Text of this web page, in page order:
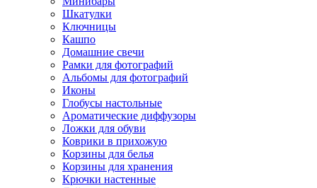
Шкатулки
Ключницы
Кашпо
Домашние свечи
Рамки для фотографий
Альбомы для фотографий
Иконы
Глобусы настольные
Ароматические диффузоры
Ложки для обуви
Коврики в прихожую
Корзины для белья
Корзины для хранения
Крючки настенные